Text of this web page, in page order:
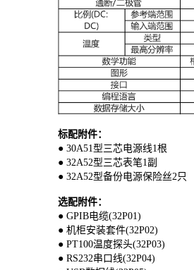
标配附件：
● 30A51型三芯电源线1根
● 32A52型三芯表笔1副
● 32A52型备份电源保险丝2只
选配附件：
● GPIB电缆(32P01)
● 机柜安装套件(32P02)
● PT100温度探头(32P03)
● RS232串口线(32P04)